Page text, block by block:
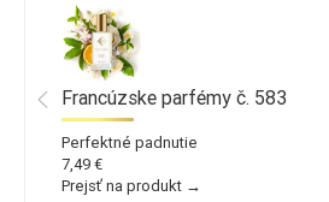
Francúzske parfémy č. 583
Perfektné padnutie
7,49 €
Prejsť na produkt →